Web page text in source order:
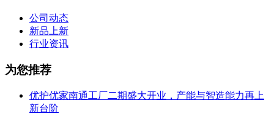
公司动态
新品上新
行业资讯
为您推荐
优护优家南通工厂二期盛大开业，产能与智造能力再上
新台阶